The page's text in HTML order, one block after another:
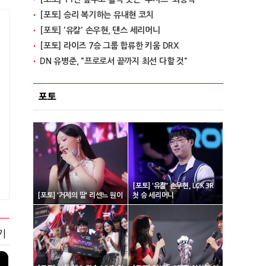
[포토] 승리 복기하는 유내현 코치
[포토] '유칼' 손우현, 댄스 세리머니
[포토] 라이즈 7승 그룹 합류한 키움 DRX
DN 유병준, "프로로서 끝까지 최선 다할 것"
포토
[포토] '거제의 딸' 리센느 원이
[포토] '유칼' 손우현, LCK 3R
첫 승 세리머니